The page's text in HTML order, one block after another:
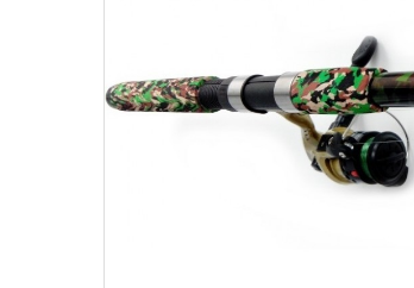
Туристическое снаряжение
Ящики